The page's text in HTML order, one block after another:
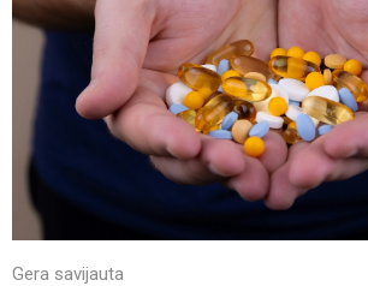
Gera savijauta